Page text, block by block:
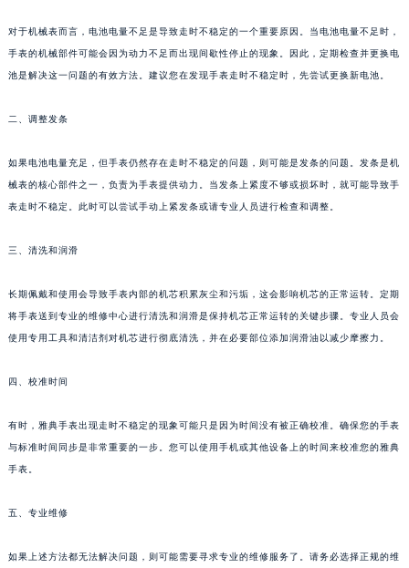
对于机械表而言，电池电量不足是导致走时不稳定的一个重要原因。当电池电量不足时，
手表的机械部件可能会因为动力不足而出现间歇性停止的现象。因此，定期检查并更换电
池是解决这一问题的有效方法。建议您在发现手表走时不稳定时，先尝试更换新电池。
二、调整发条
如果电池电量充足，但手表仍然存在走时不稳定的问题，则可能是发条的问题。发条是机
械表的核心部件之一，负责为手表提供动力。当发条上紧度不够或损坏时，就可能导致手
表走时不稳定。此时可以尝试手动上紧发条或请专业人员进行检查和调整。
三、清洗和润滑
长期佩戴和使用会导致手表内部的机芯积累灰尘和污垢，这会影响机芯的正常运转。定期
将手表送到专业的维修中心进行清洗和润滑是保持机芯正常运转的关键步骤。专业人员会
使用专用工具和清洁剂对机芯进行彻底清洗，并在必要部位添加润滑油以减少摩擦力。
四、校准时间
有时，雅典手表出现走时不稳定的现象可能只是因为时间没有被正确校准。确保您的手表
与标准时间同步是非常重要的一步。您可以使用手机或其他设备上的时间来校准您的雅典
手表。
五、专业维修
如果上述方法都无法解决问题，则可能需要寻求专业的维修服务了。请务必选择正规的维